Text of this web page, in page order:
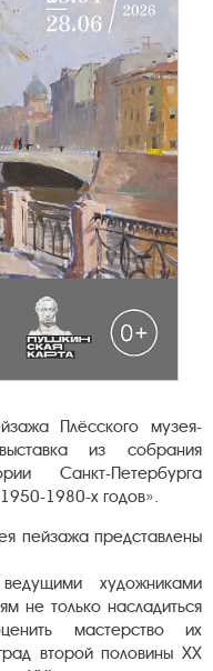
Плёсского музея-
из собрания
Санкт-Петербурга
1980-х годов».
пейзажа представлены
художниками
не только насладиться
мастерство их
второй половины ХХ